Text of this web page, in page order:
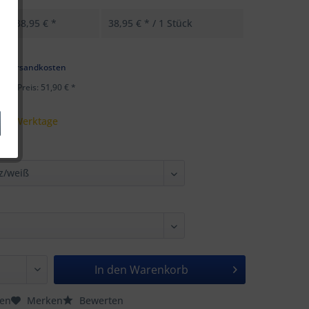
38,95 € * 38,95 € * / 1 Stück
Versandkosten
Preis: 51,90 € *
5 Werktage
In den Warenkorb
Merken Bewerten